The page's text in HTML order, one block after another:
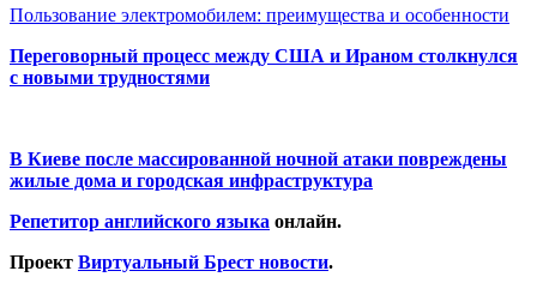
Пользование электромобилем: преимущества и особенности
Переговорный процесс между США и Ираном столкнулся
с новыми трудностями
В Киеве после массированной ночной атаки повреждены
жилые дома и городская инфраструктура
Репетитор английского языка онлайн.
Проект Виртуальный Брест новости.